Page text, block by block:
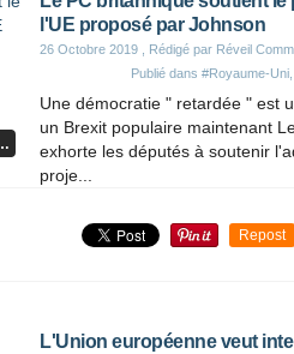
l'UE proposé par Johnson
26 Octobre 2019 , Rédigé par Réveil
Publié dans #Royaume-Uni
Une démocratie " retardée " est
un Brexit populaire maintenant
exhorte les députés à soutenir
proje...
Repost
L'Union européenne veut